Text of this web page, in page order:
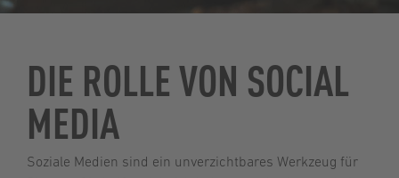
DIE ROLLE VON SOCIAL
MEDIA
Soziale Medien sind ein unverzichtbares Werkzeug für